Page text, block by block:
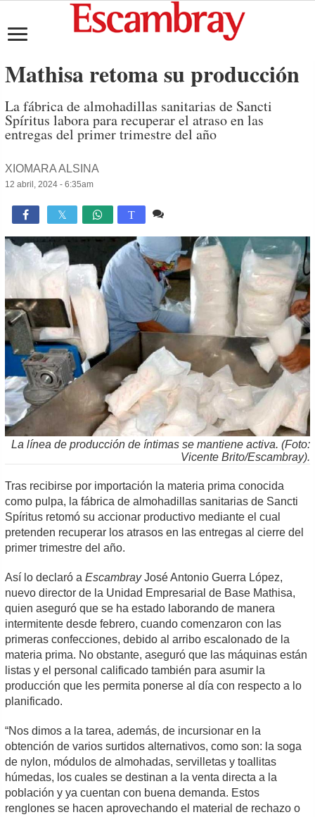
Mathisa retoma su producción
La fábrica de almohadillas sanitarias de Sancti
Spíritus labora para recuperar el atraso en las
entregas del primer trimestre del año
XIOMARA ALSINA
12 abril, 2024 - 6:35am
 T
La línea de producción de íntimas se mantiene activa. (Foto:
Vicente Brito/Escambray).
Tras recibirse por importación la materia prima conocida
como pulpa, la fábrica de almohadillas sanitarias de Sancti
Spíritus retomó su accionar productivo mediante el cual
pretenden recuperar los atrasos en las entregas al cierre del
primer trimestre del año.
Así lo declaró aEscambrayJosé Antonio Guerra López,
nuevo director de la Unidad Empresarial de Base Mathisa,
quien aseguró que se ha estado laborando de manera
intermitente desde febrero, cuando comenzaron con las
primeras confecciones, debido al arribo escalonado de la
materia prima. No obstante, aseguró que las máquinas están
listas y el personal calificado también para asumir la
producción que les permita ponerse al día con respecto a lo
planificado.
“Nos dimos a la tarea, además, de incursionar en la
obtención de varios surtidos alternativos, como son: la soga
de nylon, módulos de almohadas, servilletas y toallitas
húmedas, los cuales se destinan a la venta directa a la
población y ya cuentan con buena demanda. Estos
renglones se hacen aprovechando el material de rechazo o